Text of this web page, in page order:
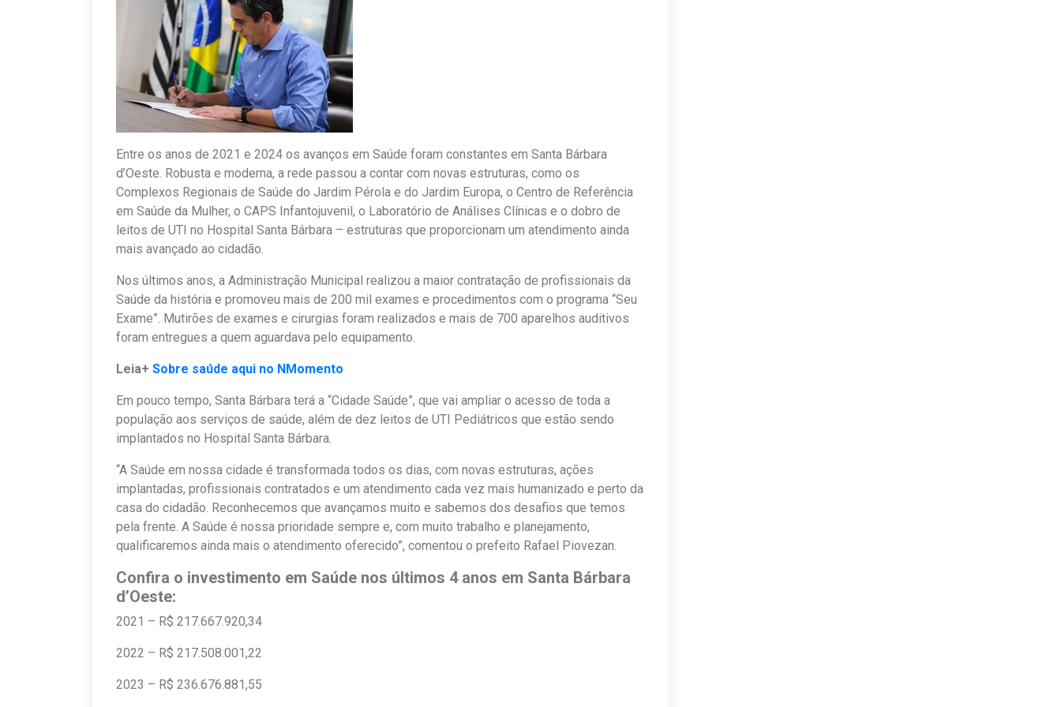
Entre os anos de 2021 e 2024 os avanços em Saúde foram constantes em Santa Bárbara
d’Oeste. Robusta e moderna, a rede passou a contar com novas estruturas, como os
Complexos Regionais de Saúde do Jardim Pérola e do Jardim Europa, o Centro de Referência
em Saúde da Mulher, o CAPS Infantojuvenil, o Laboratório de Análises Clínicas e o dobro de
leitos de UTI no Hospital Santa Bárbara – estruturas que proporcionam um atendimento ainda
mais avançado ao cidadão.
Nos últimos anos, a Administração Municipal realizou a maior contratação de profissionais da
Saúde da história e promoveu mais de 200 mil exames e procedimentos com o programa “Seu
Exame”. Mutirões de exames e cirurgias foram realizados e mais de 700 aparelhos auditivos
foram entregues a quem aguardava pelo equipamento.
Leia+ Sobre saúde aqui no NMomento
Em pouco tempo, Santa Bárbara terá a “Cidade Saúde”, que vai ampliar o acesso de toda a
população aos serviços de saúde, além de dez leitos de UTI Pediátricos que estão sendo
implantados no Hospital Santa Bárbara.
“A Saúde em nossa cidade é transformada todos os dias, com novas estruturas, ações
implantadas, profissionais contratados e um atendimento cada vez mais humanizado e perto da
casa do cidadão. Reconhecemos que avançamos muito e sabemos dos desafios que temos
pela frente. A Saúde é nossa prioridade sempre e, com muito trabalho e planejamento,
qualificaremos ainda mais o atendimento oferecido”, comentou o prefeito Rafael Piovezan.
Confira o investimento em Saúde nos últimos 4 anos em Santa Bárbara
d’Oeste:
2021 – R$ 217.667.920,34
2022 – R$ 217.508.001,22
2023 – R$ 236.676.881,55